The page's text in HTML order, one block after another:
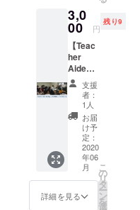
げま
す。 1
つは自
分自身
が身に
付け、
もう1つ
は想い
を共有
したい
方に差
し上げ
てくだ
さい。
精いっ
感謝の
ことは
お約束
す。
のでは
なく、
教育関
係者を
始め、
子ども
を学校
に託す
保護者
の
方々、
地域の
方々、
子ども
たち自
身と、
すべて
3,0
00 円
残り9
【Teac
her
Aide
Meeting
へご招
待＋
Teache
r Aide
のアイ
リボン
×2】
➀Teach
er Aide
メン
バーが
支援
者：
1人
お届
け予
定：
2020
年06
月
詳細を見る
こ
の
リ
タ
ー
ン
を
選